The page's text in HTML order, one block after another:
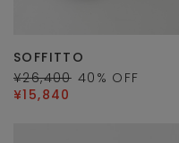
SOFFITTO
¥26,400 40 % OFF
¥15,840